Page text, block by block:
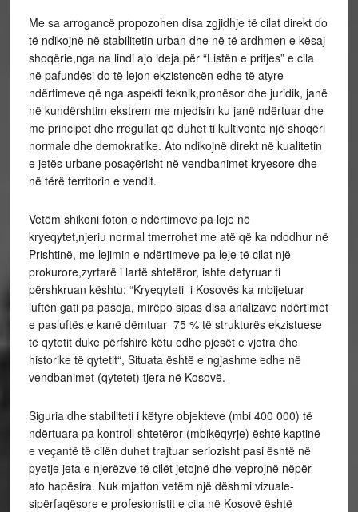
Me sa arrogancë propozohen disa zgjidhje të cilat direkt do
të ndikojnë në stabilitetin urban dhe në të ardhmen e kësaj
shoqërie,nga na lindi ajo ideja për “Listën e pritjes” e cila
në pafundësi do të lejon ekzistencën edhe të atyre
ndërtimeve që nga aspekti teknik,pronësor dhe juridik, janë
në kundërshtim ekstrem me mjedisin ku janë ndërtuar dhe
me principet dhe rregullat që duhet ti kultivonte një shoqëri
normale dhe demokratike. Ato ndikojnë direkt në kualitetin
e jetës urbane posaçërisht në vendbanimet kryesore dhe
në tërë territorin e vendit.
Vetëm shikoni foton e ndërtimeve pa leje në
kryeqytet,njeriu normal tmerrohet me atë që ka ndodhur në
Prishtinë, me lejimin e ndërtimeve pa leje të cilat një
prokurore,zyrtarë i lartë shtetëror, ishte detyruar ti
përshkruan kështu: “Kryeqyteti i Kosovës ka mbijetuar
luftën gati pa pasoja, mirëpo sipas disa analizave ndërtimet
e pasluftës e kanë dëmtuar 75 % të strukturës ekzistuese
të qytetit duke përfshirë këtu edhe pjesët e vjetra dhe
historike të qytetit“, Situata është e ngjashme edhe në
vendbanimet (qytetet) tjera në Kosovë.
Siguria dhe stabiliteti i këtyre objekteve (mbi 400 000) të
ndërtuara pa kontroll shtetëror (mbikëqyrje) është kaptinë
e veçantë të cilën duhet trajtuar seriozisht pasi është në
pyetje jeta e njerëzve të cilët jetojnë dhe veprojnë nëpër
ato hapësira. Nuk mjafton vetëm një dëshmi vizuale-
sipërfaqësore e profesionistit e cila në Kosovë është